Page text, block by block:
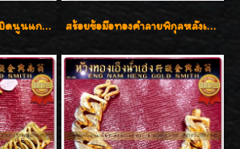
สร้อยข้อมือทองคำ ลายบิดนูนแกะลาย ทองคำ 96.5% น้ำหนัก 5 บาท สวยค่ะ สร้อยข้อมือทองคำลายพิกุลหลังเต่า น้ำหนัก 86.6g ( 5.71 บาท ) หน้ากว้าง 20 มิล